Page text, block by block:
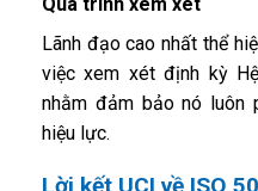
Lãnh đạo cao nhất thể
việc xem xét định kỳ
nhằm đảm bảo nó
hiệu lực.